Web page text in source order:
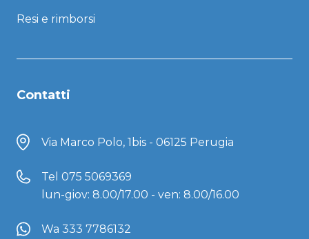
Resi e rimborsi
Contatti
Via Marco Polo, 1bis - 06125 Perugia
Tel 075 5069369
lun-giov: 8.00/17.00 - ven: 8.00/16.00
Wa 333 7786132